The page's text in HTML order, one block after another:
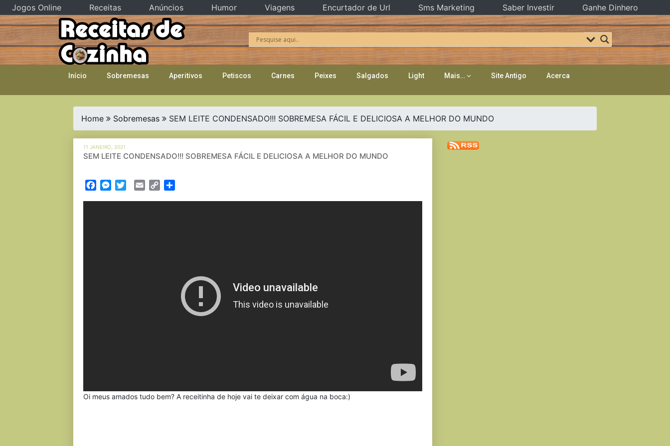
Skip
to
content
Início Sobremesas Aperitivos Petiscos Carnes Peixes Salgados Light Mais… Site Antigo Acerca
Home Sobremesas SEM LEITE CONDENSADO!!! SOBREMESA FÁCIL E DELICIOSA A MELHOR DO MUNDO
11 JANEIRO, 2021
SEM LEITE CONDENSADO!!! SOBREMESA FÁCIL E DELICIOSA A MELHOR DO MUNDO
FacebookMessenger
TwitterEmail Copy
Oi meus amados tudo bem? A receitinha de hoje vai te deixar com água na boca:)
Jogos Online Receitas Anúncios Humor Viagens Encurtador de Url Sms Marketing Saber Investir Ganhe Dinhero